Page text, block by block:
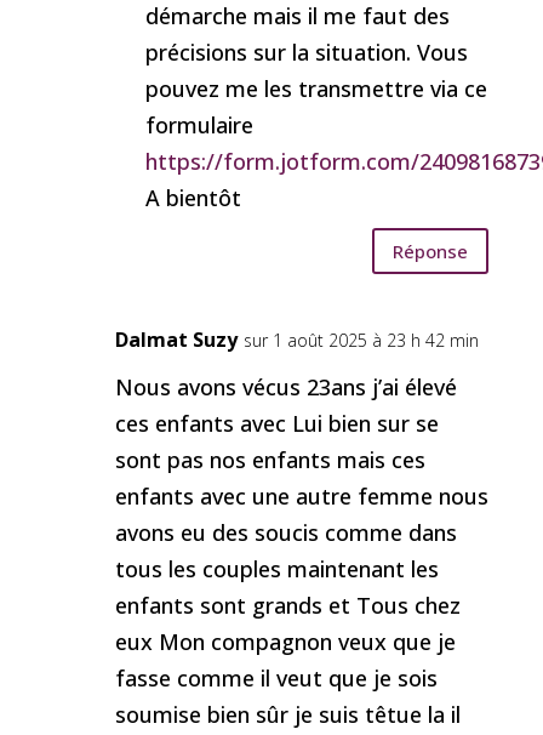
démarche mais il me faut des
précisions sur la situation. Vous
pouvez me les transmettre via ce
formulaire
https://form.jotform.com/
A bientôt
Réponse
Dalmat Suzy sur 1 août 2025 à 23 h 42 min
Nous avons vécus 23ans j’ai élevé
ces enfants avec Lui bien sur se
sont pas nos enfants mais ces
enfants avec une autre femme nous
avons eu des soucis comme dans
tous les couples maintenant les
enfants sont grands et Tous chez
eux Mon compagnon veux que je
fasse comme il veut que je sois
soumise bien sûr je suis têtue la il